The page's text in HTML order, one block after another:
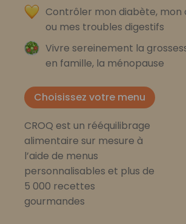
Contrôler mon diabète, mon
ou mes troubles digestifs
Vivre sereinement la
en famille, la ménopause
Choisissez votre menu
CROQ est un rééquilibrage
alimentaire sur mesure à
l’aide de menus
personnalisables et plus de
5 000 recettes
gourmandes